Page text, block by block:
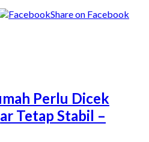
Share on Facebook
Perlu Dicek
Tetap Stabil –